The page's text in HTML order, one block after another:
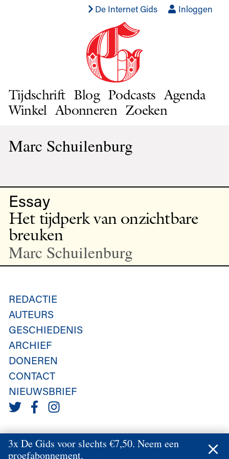
De Internet Gids Inloggen
Tijdschrift Blog Podcasts Agenda
Winkel Abonneren Zoeken
Marc Schuilenburg
Essay
Het tijdperk van onzichtbare
breuken
Marc Schuilenburg
REDACTIE
AUTEURS
GESCHIEDENIS
ARCHIEF
DONEREN
CONTACT
NIEUWSBRIEF
3x De Gids voor slechts €7,50. Neem een
proefabonnement.